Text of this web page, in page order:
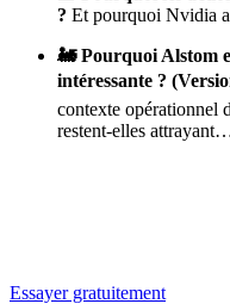
? Et pourquoi Nvidia
🚂 Pourquoi Alstom
intéressante ?
contexte opérationnel
restent-elles
Essayer gratuitement